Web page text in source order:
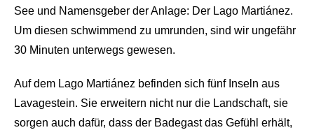
See und Namensgeber der Anlage: Der Lago Martiánez.
Um diesen schwimmend zu umrunden, sind wir ungefähr
30 Minuten unterwegs gewesen.
Auf dem Lago Martiánez befinden sich fünf Inseln aus
Lavagestein. Sie erweitern nicht nur die Landschaft, sie
sorgen auch dafür, dass der Badegast das Gefühl erhält,